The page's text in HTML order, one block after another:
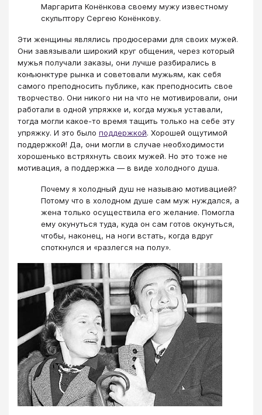
Маргарита Конёнкова своему мужу известному
скульптору Сергею Конёнкову.
Эти женщины являлись продюсерами для своих мужей.
Они завязывали широкий круг общения, через который
мужья получали заказы, они лучше разбирались в
конъюнктуре рынка и советовали мужьям, как себя
самого преподносить публике, как преподносить свое
творчество. Они никого ни на что не мотивировали, они
работали в одной упряжке и, когда мужья уставали,
тогда могли какое-то время тащить только на себе эту
упряжку. И это было поддержкой. Хорошей ощутимой
поддержкой! Да, они могли в случае необходимости
хорошенько встряхнуть своих мужей. Но это тоже не
мотивация, а поддержка — в виде холодного душа.
Почему я холодный душ не называю мотивацией?
Потому что в холодном душе сам муж нуждался, а
жена только осуществила его желание. Помогла
ему окунуться туда, куда он сам готов окунуться,
чтобы, наконец, на ноги встать, когда вдруг
споткнулся и «разлегся на полу».